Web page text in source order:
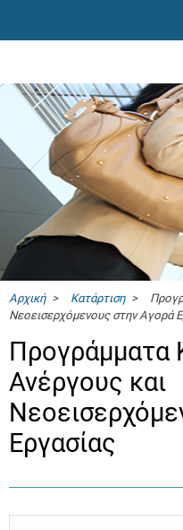
Αρχική> Κατάρτιση>
Νεοεισερχόμενους στην Αγορά
Προγράμματα
Ανέργους και
Εργασίας